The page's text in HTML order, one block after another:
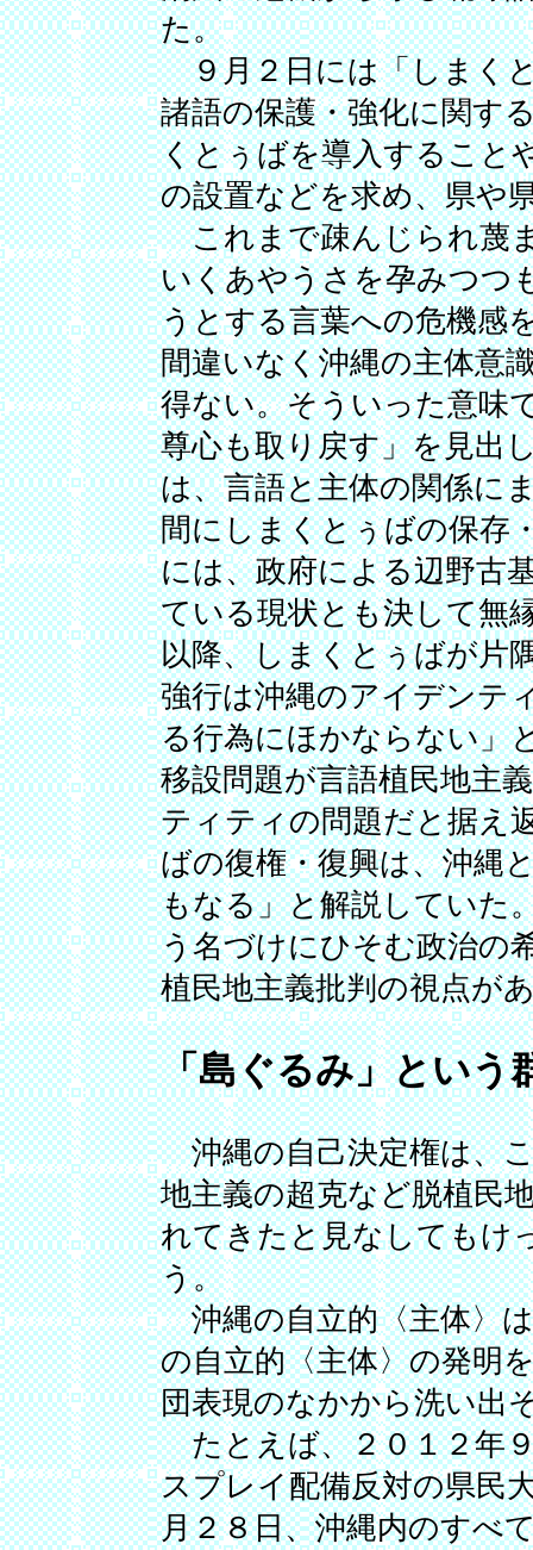
た。
９月２日には「しまく
諸語の保護・強化に関す
くとぅばを導入すること
の設置などを求め、県や
これまで疎んじられ蔑
いくあやうさを孕みつつ
うとする言葉への危機感
間違いなく沖縄の主体意
得ない。そういった意
尊心も取り戻す」を見出
は、言語と主体の関係に
間にしまくとぅばの保存
には、政府による辺野古
ている現状とも決して無
以降、しまくとぅばが片
強行は沖縄のアイデンテ
る行為にほかならない」
移設問題が言語植民地主
ティティの問題だと据え
ばの復権・復興は、沖縄
もなる」と解説していた
う名づけにひそむ政治の
植民地主義批判の視点が
「島ぐるみ」という
沖縄の自己決定権は、こ
地主義の超克など脱植民
れてきたと見なしてもけ
う。
沖縄の自立的〈主体〉
の自立的〈主体〉の発明
団表現のなかから洗い出
たとえば、２０１２年９
スプレイ配備反対の県民
月２８日、沖縄内のすべ